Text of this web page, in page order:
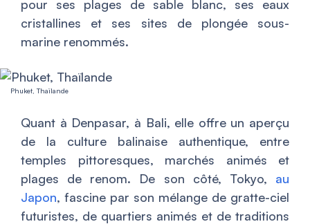
pour ses plages de sable blanc, ses eaux
cristallines et ses sites de plongée sous-
marine renommés.
Phuket, Thaïlande
Quant à Denpasar, à Bali, elle offre un aperçu
de la culture balinaise authentique, entre
temples pittoresques, marchés animés et
plages de renom. De son côté, Tokyo, au
Japon, fascine par son mélange de gratte-ciel
futuristes, de quartiers animés et de traditions